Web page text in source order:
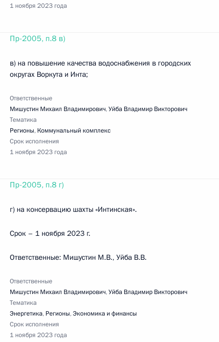
1 ноября 2023 года
Пр-2005, п.8 в)
в) на повышение качества водоснабжения в городских
округах Воркута и Инта;
Ответственные
Мишустин Михаил Владимирович,Уйба Владимир Викторович
Тематика
Регионы, Коммунальный комплекс
Срок исполнения
1 ноября 2023 года
Пр-2005, п.8 г)
г) на консервацию шахты «Интинская».
Срок – 1 ноября 2023 г.
Ответственные: Мишустин М.В., Уйба В.В.
Ответственные
Мишустин Михаил Владимирович,Уйба Владимир Викторович
Тематика
Энергетика, Регионы,Экономика и финансы
Срок исполнения
1 ноября 2023 года